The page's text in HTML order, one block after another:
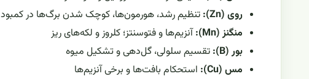
روی (Zn):
تنظیم رشد، هورمون‌ها، کوچک شدن برگ‌ها در کمبود
منگنز (Mn):
آنزیم‌ها و فتوسنتز؛ کلروز و لکه‌های ریز
بور (B):
تقسیم سلولی، گل‌دهی و تشکیل میوه
مس (Cu):
استحکام بافت‌ها و برخی آنزیم‌ها